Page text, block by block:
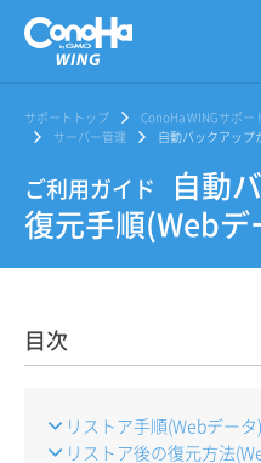
サポートトップ ConoHa WINGサポー
サーバー管理
自動バックアップ
ご利用ガイド
自動
復元手順(Webデ
目次
リストア手順(Webデータ)
リストア後の復元方法